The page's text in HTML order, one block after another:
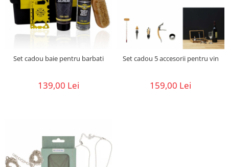
Set cadou baie pentru barbati
139,00 Lei
Set cadou 5 accesorii pentru vin
159,00 Lei